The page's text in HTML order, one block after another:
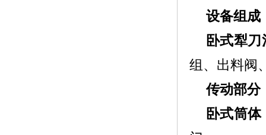
设备组成
卧式犁
组、出料阀
传动部分
卧式筒体